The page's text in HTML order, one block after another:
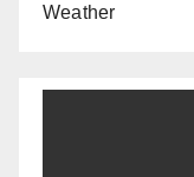
Weather